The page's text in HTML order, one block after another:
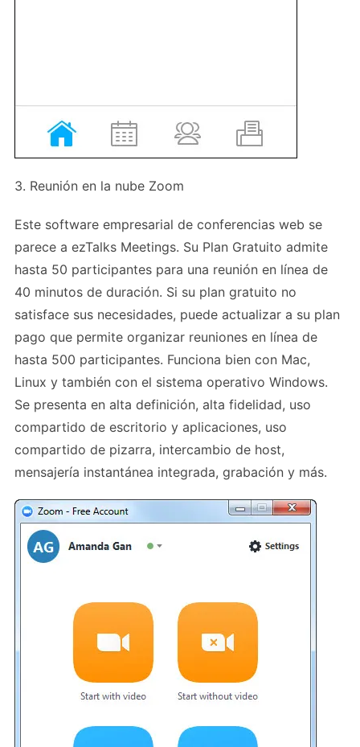
3. Reunión en la nube Zoom
Este software empresarial de conferencias web se
parece a ezTalks Meetings. Su Plan Gratuito admite
hasta 50 participantes para una reunión en línea de
40 minutos de duración. Si su plan gratuito no
satisface sus necesidades, puede actualizar a su plan
pago que permite organizar reuniones en línea de
hasta 500 participantes. Funciona bien con Mac,
Linux y también con el sistema operativo Windows.
Se presenta en alta definición, alta fidelidad, uso
compartido de escritorio y aplicaciones, uso
compartido de pizarra, intercambio de host,
mensajería instantánea integrada, grabación y más.